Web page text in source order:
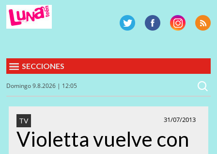
SECCIONES
Domingo 9.8.2026 | 12:05
31/07/2013
TV
Violetta vuelve con